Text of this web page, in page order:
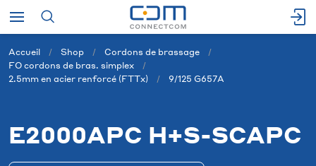
Accueil Shop
Cordons de brassage
FO cordons de bras. simplex
2.5mm en acier renforcé (FTTx)
9/125 G657A
E2000APC H+S-SCAPC